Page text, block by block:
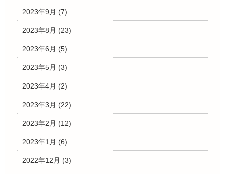
2023年9月 (7)
2023年8月 (23)
2023年6月 (5)
2023年5月 (3)
2023年4月 (2)
2023年3月 (22)
2023年2月 (12)
2023年1月 (6)
2022年12月 (3)